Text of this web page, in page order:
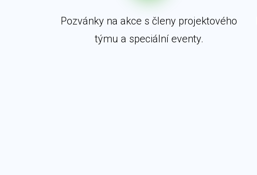
Pozvánky na akce s členy projektového
týmu a speciální eventy.